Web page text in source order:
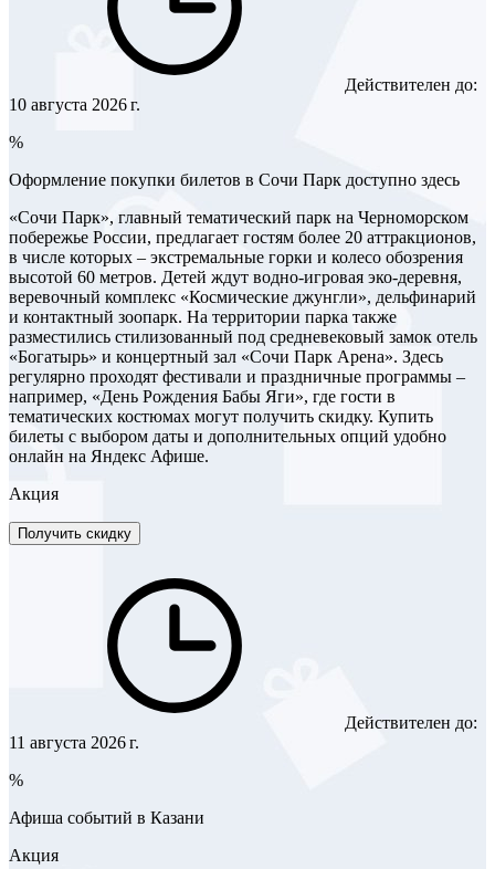
Действителен до:
10 августа 2026 г.
%
Оформление покупки билетов в Сочи Парк доступно здесь
«Сочи Парк», главный тематический парк на Черноморском
побережье России, предлагает гостям более 20 аттракционов,
в числе которых – экстремальные горки и колесо обозрения
высотой 60 метров. Детей ждут водно-игровая эко-деревня,
веревочный комплекс «Космические джунгли», дельфинарий
и контактный зоопарк. На территории парка также
разместились стилизованный под средневековый замок отель
«Богатырь» и концертный зал «Сочи Парк Арена». Здесь
регулярно проходят фестивали и праздничные программы –
например, «День Рождения Бабы Яги», где гости в
тематических костюмах могут получить скидку. Купить
билеты с выбором даты и дополнительных опций удобно
онлайн на Яндекс Афише.
Акция
Получить скидку
Действителен до:
11 августа 2026 г.
%
Афиша событий в Казани
Акция